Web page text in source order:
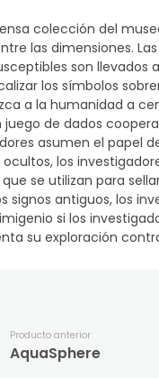
colección del
las dimensiones.
son llevados
los símbolos
a la humanidad a
juego de dados
asumen el papel
los
se utilizan para
signos antiguos, los
si los
su exploración
Producto anterior
AquaSphere